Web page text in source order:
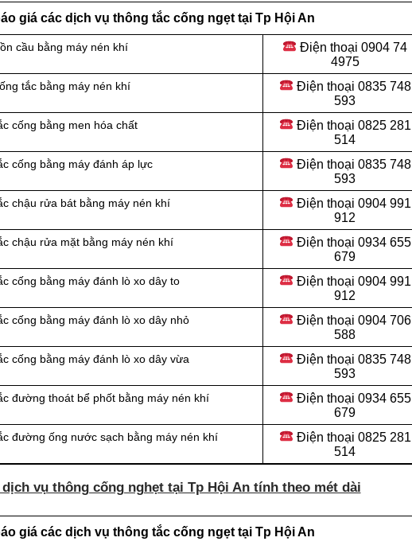
giá các dịch vụ thông tắc cống ngẹt tại Tp Hội An
cầu bằng máy nén khí Điện thoại 0904 74
4975
tắc bằng máy nén khí Điện thoại 0835 748
593
cống bằng men hóa chất Điện thoại 0825 281
514
cống bằng máy đánh áp lực Điện thoại 0835 748
593
chậu rửa bát bằng máy nén khí Điện thoại 0904 991
912
chậu rửa mặt bằng máy nén khí
Điện thoại 0934 655
679
cống bằng máy đánh lò xo dây to
Điện thoại 0904 991
912
cống bằng máy đánh lò xo dây nhỏ Điện thoại 0904 706
588
cống bằng máy đánh lò xo dây vừa Điện thoại 0835 748
593
đường thoát bể phốt bằng máy nén khí Điện thoại 0934 655
679
đường ống nước sạch bằng máy nén khí Điện thoại 0825 281
514
vụ thông cống nghẹt tại Tp Hội An tính theo mét dài
giá các dịch vụ thông tắc cống ngẹt tại Tp Hội An